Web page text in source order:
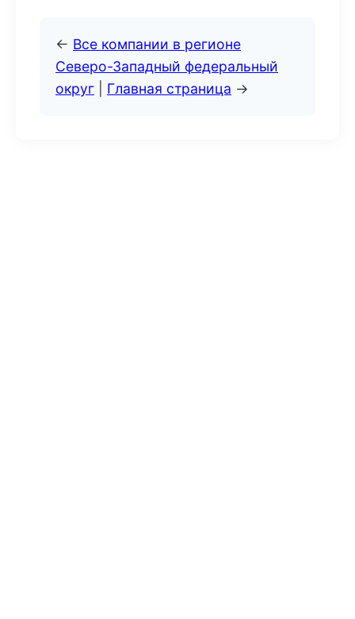
← Все компании в регионе
Северо-Западный федеральный
округ
Главная страница →